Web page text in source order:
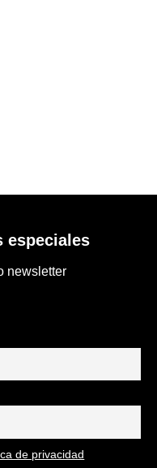
especiales
newsletter
de privacidad